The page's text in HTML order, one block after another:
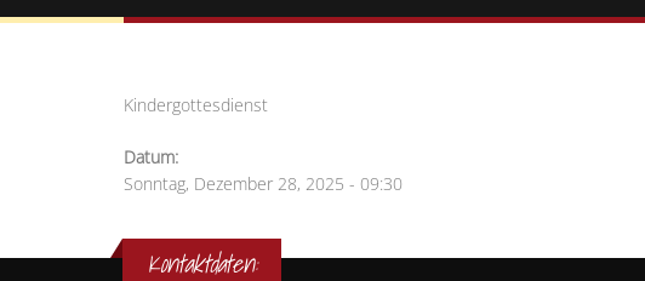
Kindergottesdienst
Datum:
Sonntag, Dezember 28, 2025 - 09:30
Kontaktdaten: